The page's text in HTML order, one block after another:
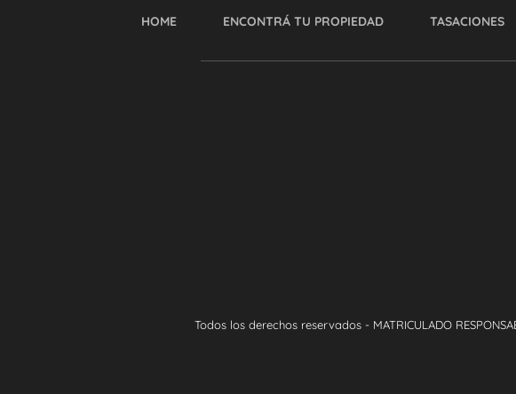
HOME ENCONTRÁ TU PROPIEDAD TASACIONES
Todos los derechos reservados - MATRICULADO